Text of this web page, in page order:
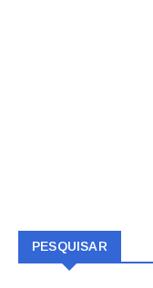
PESQUISAR